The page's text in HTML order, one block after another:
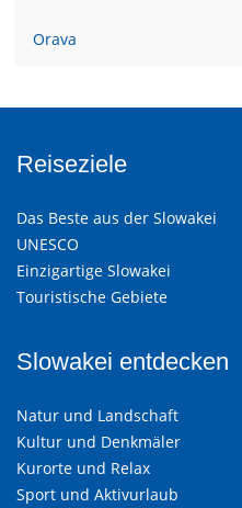
Orava
Reiseziele
Das Beste aus der Slowakei
UNESCO
Einzigartige Slowakei
Touristische Gebiete
Slowakei entdecken
Natur und Landschaft
Kultur und Denkmäler
Kurorte und Relax
Sport und Aktivurlaub